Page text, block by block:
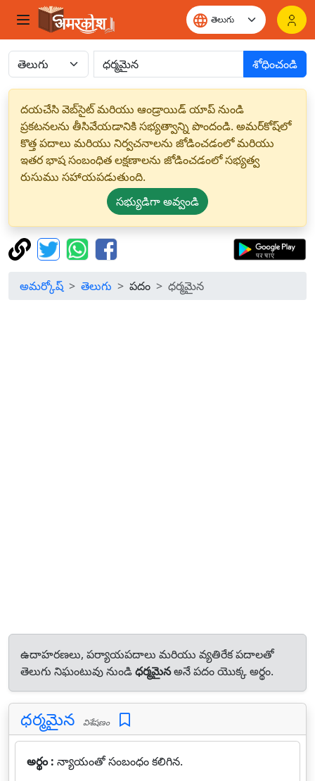
శోధించండి
దయచేసి వెబ్‌సైట్ మరియు ఆండ్రాయిడ్ యాప్ నుండి
ప్రకటనలను తీసివేయడానికి సభ్యత్వాన్ని పొందండి. అమర్‌కోష్‌లో
కొత్త పదాలు మరియు నిర్వచనాలను జోడించడంలో మరియు
ఇతర భాష సంబంధిత లక్షణాలను జోడించడంలో సభ్యత్వ
రుసుము సహాయపడుతుంది.
సభ్యుడిగా అవ్వండి
అమర్కోష్ తెలుగు పదం ధర్మమైన
ఉదాహరణలు, పర్యాయపదాలు మరియు వ్యతిరేక పదాలతో
తెలుగు నిఘంటువు నుండిధర్మమైనఅనే పదం యొక్క అర్థం.
ధర్మమైన విశేషణం
అర్థం : న్యాయంతో సంబంధం కలిగిన.